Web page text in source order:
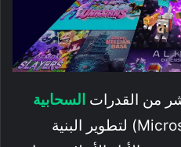
من القدرات السحابية
الهائلة لشبكة (Microsoft Azure) لتطوير البنية